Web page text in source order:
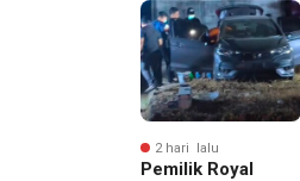
2 hari lalu
Pemilik Royal